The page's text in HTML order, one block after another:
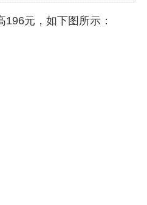
元，如下图所示：